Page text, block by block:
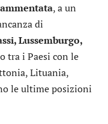
, a un
di
Lussemburgo,
tra i Paesi con le
Lituania,
le ultime posizioni